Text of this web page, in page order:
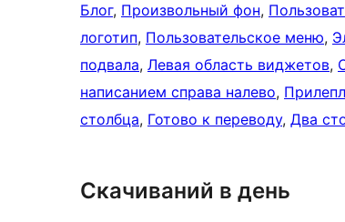
Блог, Произвольный фон,
логотип, Пользовательское меню,
подвала, Левая область виджетов,
написанием справа налево,
столбца, Готово к переводу, Два
Скачиваний в день